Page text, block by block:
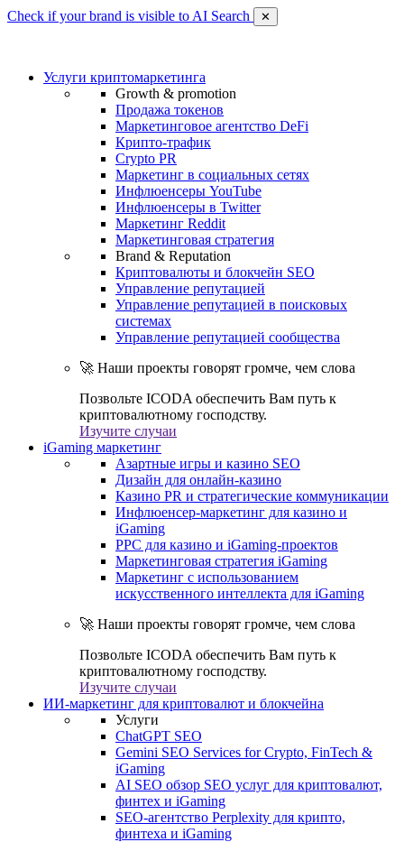
Check if your brand is visible to AI Search ✕
Услуги криптомаркетинга
Growth & promotion
Продажа токенов
Маркетинговое агентство DeFi
Крипто-трафик
Crypto PR
Маркетинг в социальных сетях
Инфлюенсеры YouTube
Инфлюенсеры в Twitter
Маркетинг Reddit
Маркетинговая стратегия
Brand & Reputation
Криптовалюты и блокчейн SEO
Управление репутацией
Управление репутацией в поисковых
системах
Управление репутацией сообщества
🚀 Наши проекты говорят громче, чем слова
Позвольте ICODA обеспечить Вам путь к
криптовалютному господству.
Изучите случаи
iGaming маркетинг
Азартные игры и казино SEO
Дизайн для онлайн-казино
Казино PR и стратегические коммуникации
Инфлюенсер-маркетинг для казино и
iGaming
PPC для казино и iGaming-проектов
Маркетинговая стратегия iGaming
Маркетинг с использованием
искусственного интеллекта для iGaming
🚀 Наши проекты говорят громче, чем слова
Позвольте ICODA обеспечить Вам путь к
криптовалютному господству.
Изучите случаи
ИИ-маркетинг для криптовалют и блокчейна
Услуги
ChatGPT SEO
Gemini SEO Services for Crypto, FinTech &
iGaming
AI SEO обзор SEO услуг для криптовалют,
финтех и iGaming
SEO-агентство Perplexity для крипто,
финтеха и iGaming